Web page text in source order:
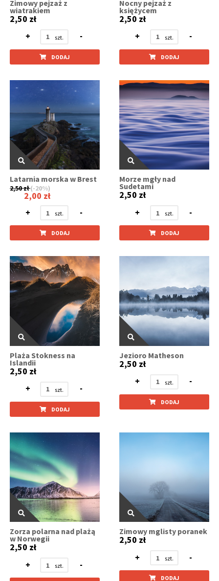
Zimowy pejzaż z
wiatrakiem
2,50 zł
+
-
DODAJ
Nocny pejzaż z
księżycem
2,50 zł
+
-
DODAJ
Latarnia morska w Brest
2,50 zł (-20%)
2,00 zł
+
-
DODAJ
Morze mgły nad
Sudetami
2,50 zł
+
-
DODAJ
Plaża Stokness na
Islandii
2,50 zł
+
-
DODAJ
Jezioro Matheson
2,50 zł
+
-
DODAJ
Zorza polarna nad plażą
w Norwegii
2,50 zł
+
-
Zimowy mglisty poranek
2,50 zł
+
-
DODAJ